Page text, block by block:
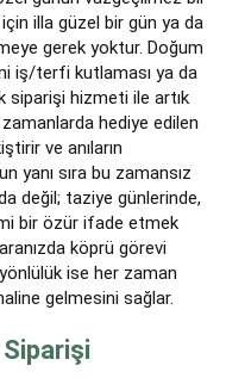
illa güzel bir gün ya da
gerek yoktur. Doğum
iş/terfi kutlaması ya da
siparişi hizmeti ile artık
hediye edilen
ve anıların
yanı sıra bu zamansız
değil; taziye günlerinde,
bir özür ifade etmek
köprü görevi
ise her zaman
gelmesini sağlar.